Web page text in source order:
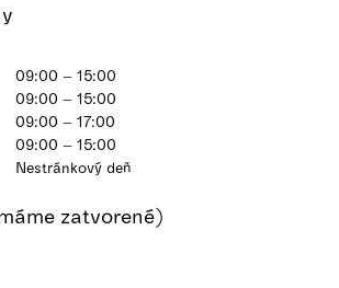
09:00 – 15:00
09:00 – 15:00
09:00 – 17:00
09:00 – 15:00
Nestránkový deň
zatvorené)